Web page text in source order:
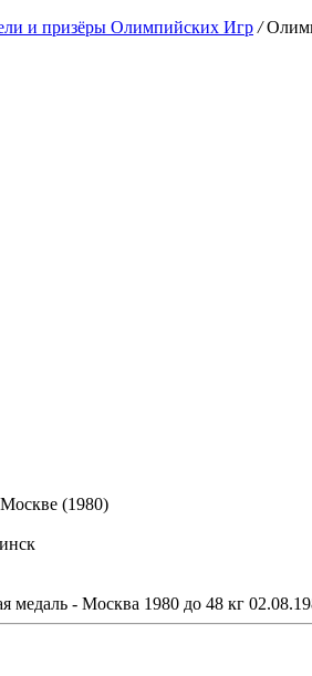
и призёры Олимпийских Игр /
(1980)
медаль - Москва 1980 до 48 кг